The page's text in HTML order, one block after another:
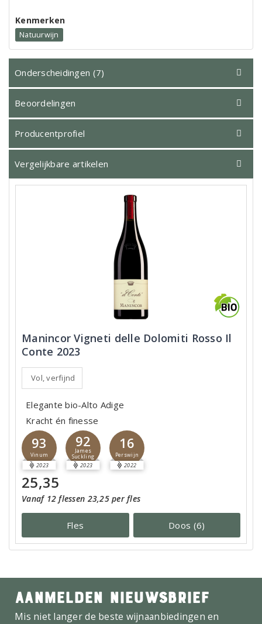
Kenmerken
Natuurwijn
Onderscheidingen (7)
Beoordelingen
Producentprofiel
Vergelijkbare artikelen
Manincor Vigneti delle Dolomiti Rosso Il
Conte 2023
Vol, verfijnd
Elegante bio-Alto Adige
Kracht én finesse
93
Vinum
2023
92
James
Suckling
2023
16
Perswijn
2022
25,35
Vanaf 12 flessen 23,25 per fles
Fles Doos (6)
AANMELDEN NIEUWSBRIEF
Mis niet langer de beste wijnaanbiedingen en